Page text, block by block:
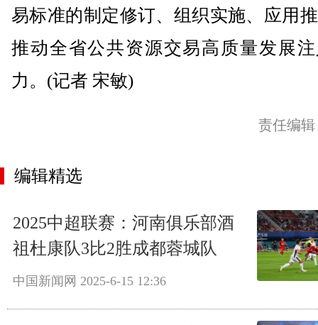
易标准的制定修订、组织实施、应用
推动全省公共资源交易高质量发展
力。(记者 宋敏)
责任编
编辑精选
2025中超联赛：河南俱乐部酒
祖杜康队3比2胜成都蓉城队
中国新闻网 2025-6-15 12:36